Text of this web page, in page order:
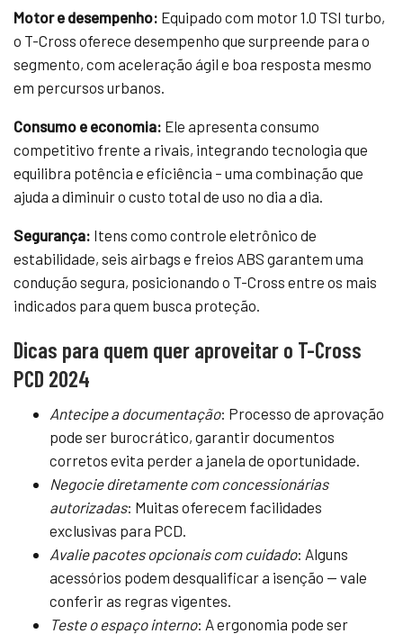
Motor e desempenho: Equipado com motor 1.0 TSI turbo,
o T-Cross oferece desempenho que surpreende para o
segmento, com aceleração ágil e boa resposta mesmo
em percursos urbanos.
Consumo e economia: Ele apresenta consumo
competitivo frente a rivais, integrando tecnologia que
equilibra potência e eficiência – uma combinação que
ajuda a diminuir o custo total de uso no dia a dia.
Segurança: Itens como controle eletrônico de
estabilidade, seis airbags e freios ABS garantem uma
condução segura, posicionando o T-Cross entre os mais
indicados para quem busca proteção.
Dicas para quem quer aproveitar o T-Cross
PCD 2024
Antecipe a documentação: Processo de aprovação
pode ser burocrático, garantir documentos
corretos evita perder a janela de oportunidade.
Negocie diretamente com concessionárias
autorizadas: Muitas oferecem facilidades
exclusivas para PCD.
Avalie pacotes opcionais com cuidado: Alguns
acessórios podem desqualificar a isenção — vale
conferir as regras vigentes.
Teste o espaço interno: A ergonomia pode ser